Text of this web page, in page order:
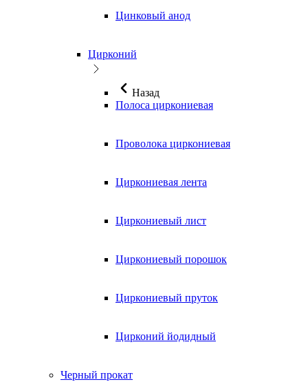
Цинковый анод
Цирконий
Назад
Полоса циркониевая
Проволока циркониевая
Циркониевая лента
Циркониевый лист
Циркониевый порошок
Циркониевый пруток
Цирконий йодидный
Черный прокат